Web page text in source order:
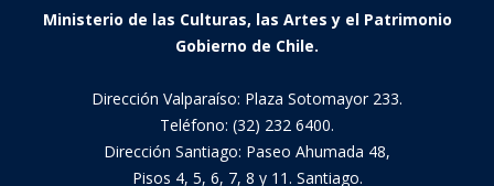
Ministerio de las Culturas, las Artes y el Patrimonio
Gobierno de Chile.
Dirección Valparaíso: Plaza Sotomayor 233.
Teléfono: (32) 232 6400.
Dirección Santiago: Paseo Ahumada 48,
Pisos 4, 5, 6, 7, 8 y 11. Santiago.